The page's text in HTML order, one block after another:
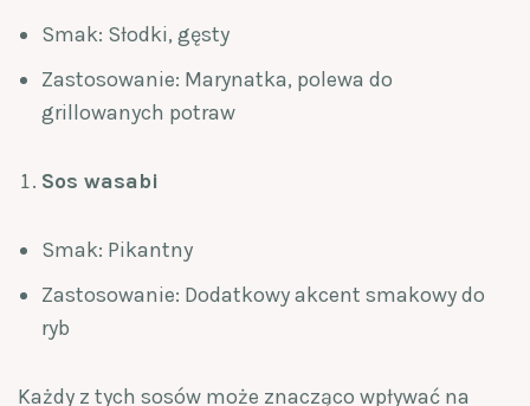
Smak: Słodki, gęsty
Zastosowanie: Marynatka, polewa do
grillowanych potraw
Sos wasabi
Smak: Pikantny
Zastosowanie: Dodatkowy akcent smakowy do
ryb
Każdy z tych sosów może znacząco wpływać na